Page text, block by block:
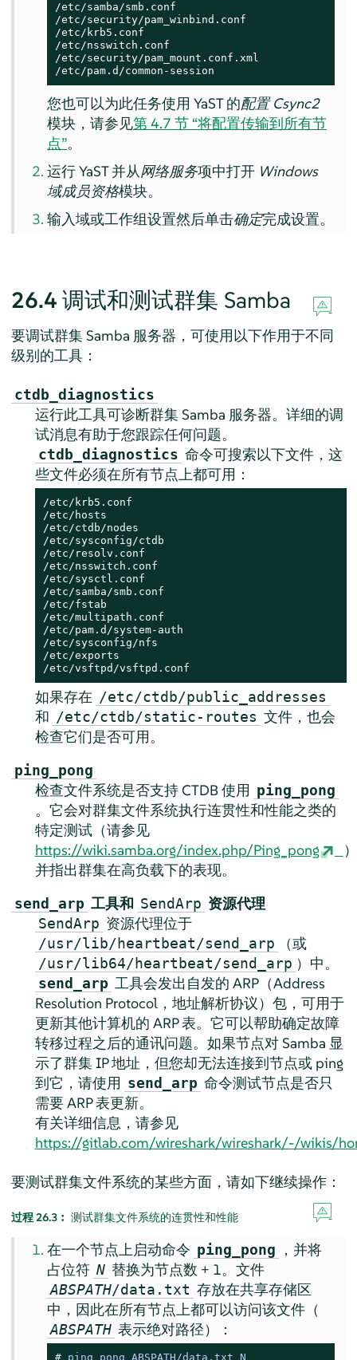
/etc/samba/smb.conf
/etc/security/pam_winbind.conf
/etc/krb5.conf
/etc/nsswitch.conf
/etc/security/pam_mount.conf.xml
/etc/pam.d/common-session
您也可以为此任务使用 YaST 的配置 Csync2
模块，请参见第 4.7 节 “将配置传输到所有节
点”。
运行 YaST 并从网络服务项中打开 Windows
域成员资格模块。
输入域或工作组设置然后单击确定完成设置。
26.4 调试和测试群集 Samba
要调试群集 Samba 服务器，可使用以下作用于不同
级别的工具：
ctdb_diagnostics
运行此工具可诊断群集 Samba 服务器。详细的调
试消息有助于您跟踪任何问题。
ctdb_diagnostics 命令可搜索以下文件，这
些文件必须在所有节点上都可用：
/etc/krb5.conf
/etc/hosts
/etc/ctdb/nodes
/etc/sysconfig/ctdb
/etc/resolv.conf
/etc/nsswitch.conf
/etc/sysctl.conf
/etc/samba/smb.conf
/etc/fstab
/etc/multipath.conf
/etc/pam.d/system-auth
/etc/sysconfig/nfs
/etc/exports
/etc/vsftpd/vsftpd.conf
如果存在 /etc/ctdb/public_addresses
和 /etc/ctdb/static-routes 文件，也会
检查它们是否可用。
ping_pong
检查文件系统是否支持 CTDB 使用 ping_pong
。它会对群集文件系统执行连贯性和性能之类的
特定测试（请参见
https://wiki.samba.org/index.php/Ping_pong
并指出群集在高负载下的表现。
send_arp 工具和 SendArp 资源代理
SendArp 资源代理位于
/usr/lib/heartbeat/send_arp （或
/usr/lib64/heartbeat/send_arp ）中。
send_arp 工具会发出自发的 ARP（Address
Resolution Protocol，地址解析协议）包，可用于
更新其他计算机的 ARP 表。它可以帮助确定故障
转移过程之后的通讯问题。如果节点对 Samba 显
示了群集 IP 地址，但您却无法连接到节点或 ping
到它，请使用 send_arp 命令测试节点是否只
需要 ARP 表更新。
有关详细信息，请参见
https://gitlab.com/wireshark/wireshark/-/wikis/
要测试群集文件系统的某些方面，请如下继续操作：
过程 26.3︰ 测试群集文件系统的连贯性和性能
在一个节点上启动命令 ping_pong
，并将
占位符 N 替换为节点数 + 1。文件
ABSPATH/data.txt 存放在共享存储区
中，因此在所有节点上都可以访问该文件（
ABSPATH 表示绝对路径）：
# ping_pong ABSPATH/data.txt N